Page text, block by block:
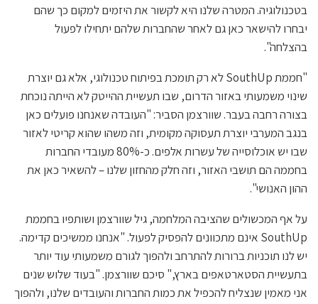
בטכנולוגיה. המטרה שלנו היא לקשור את היזמים למקום כך שהם
יבחרו להישאר כאן גם לאחר שהחברות שלהם יתחילו לפעול
בהצלחה".
"חממת SouthUp לא רק תומכת בפיתוח טכנולוגי, אלא גם יוצרת
שינוי משמעותי באזור הדרום, שבו תעשיית ההייטק לא הייתה נוכחת
בצורה רחבה בעבר. שוורצמן הסביר: "העובדה שאנחנו פועלים כאן
בנגב המערבי יוצרת תעסוקה מקומית, וזה משהו שהוא קריטי לאזור
שבו יש אוכלוסייה של עשרות אלפים. כ-80% מעובדי החברות
בחממה הם תושבי האזור, וזה חלק מהחזון שלנו – להשאיר כאן את
ההון האנושי".
על אף המכשולים שהציבה המלחמה, גיל שוורצמן ושותפיו בחממת
SouthUp אינם מתכוונים להפסיק לפעול. "אנחנו ממשיכים קדימה.
יש לנו תוכניות ברורות להתרחב ולהפוך לגורם משמעותי עוד יותר
בתעשיית הסטארטאפים בארץ," סיכם שוורצמן. "בעוד שלוש שנים
אני מאמין שנצליח להכפיל את כמות החברות והעובדים שלנו, ולהפוך